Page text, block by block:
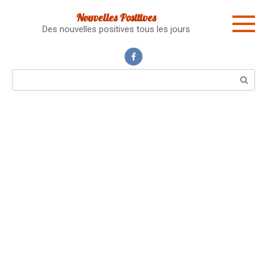
Nouvelles Positives
Des nouvelles positives tous les jours